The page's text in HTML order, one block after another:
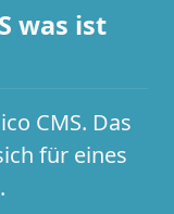
was ist
CMS. Das
für eines